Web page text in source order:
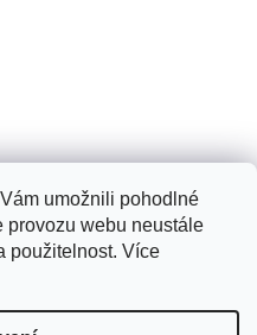
umožnili pohodlné
provozu webu neustále
použitelnost. Více